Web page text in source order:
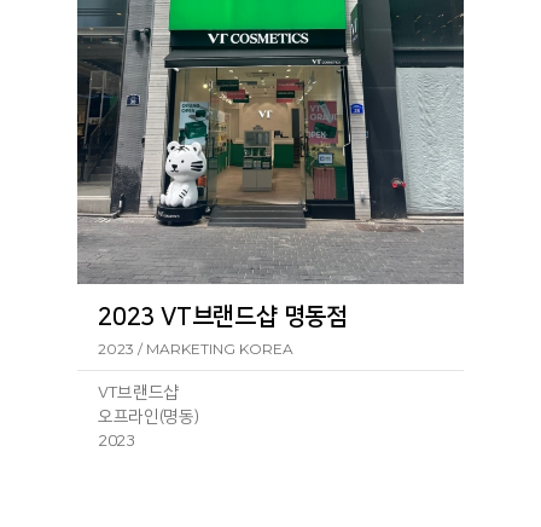
서울 중구 장충단로 257-1 VT코스메틱 동대문
점257-1
ㆍVT코스메틱 월드점
서울 중구 명동4길 40 VT코스메틱 월드점40
ㆍVT코스메틱 명동5호점
서울 중구 남대문로 66-1 1층 1호 VT코스메틱
명동5호점66-1
2023 VT브랜드샵 명동점
2023 / MARKETING KOREA
VT브랜드샵
오프라인(명동)
2023